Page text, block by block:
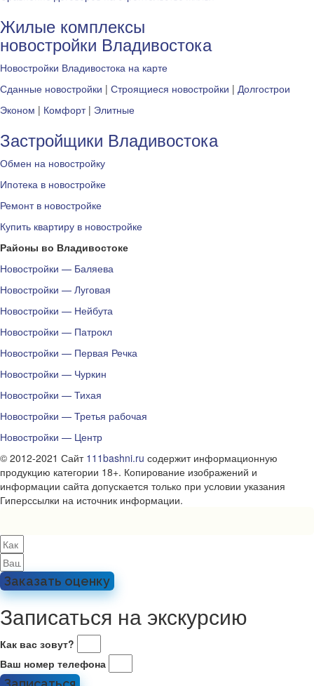
Жилые комплексы
новостройки Владивостока
Новостройки Владивостока на карте
Сданные новостройки | Строящиеся новостройки | Долгострои
Эконом | Комфорт| Элитные
Застройщики Владивостока
Обмен на новостройку
Ипотека в новостройке
Ремонт в новостройке
Купить квартиру в новостройке
Районы во Владивостоке
Новостройки — Баляева
Новостройки — Луговая
Новостройки — Нейбута
Новостройки — Патрокл
Новостройки — Первая Речка
Новостройки — Чуркин
Новостройки — Тихая
Новостройки — Третья рабочая
Новостройки — Центр
© 2012-2021 Сайт 111bashni.ru содержит информационную
продукцию категории 18+. Копирование изображений и
информации сайта допускается только при условии указания
Гиперссылки на источник информации.
Заказать оценку
Записаться на экскурсию
Как вас зовут?
Ваш номер телефона